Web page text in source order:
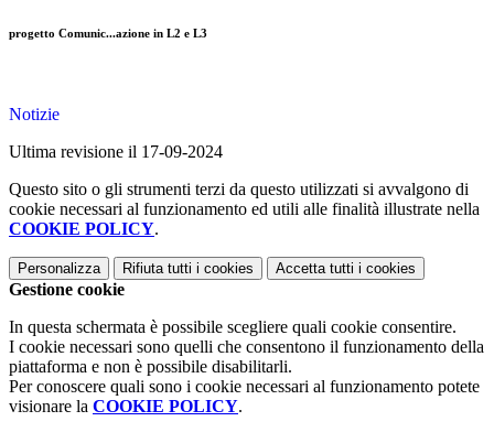
progetto Comunic...azione in L2 e L3
Notizie
Ultima revisione il 17-09-2024
Questo sito o gli strumenti terzi da questo utilizzati si avvalgono di
cookie necessari al funzionamento ed utili alle finalità illustrate nella
COOKIE POLICY.
Personalizza Rifiuta tutti i cookies Accetta tutti i cookies
Gestione cookie
In questa schermata è possibile scegliere quali cookie consentire.
I cookie necessari sono quelli che consentono il funzionamento della
piattaforma e non è possibile disabilitarli.
Per conoscere quali sono i cookie necessari al funzionamento potete
visionare la COOKIE POLICY.